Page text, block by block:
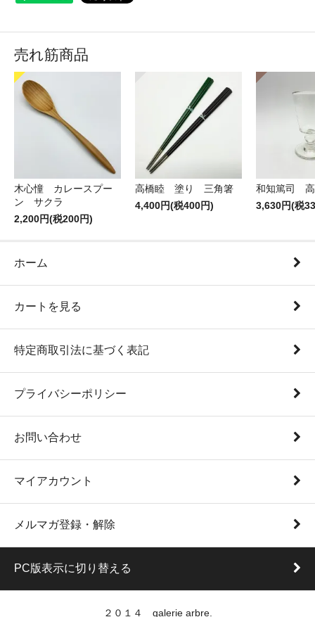
売れ筋商品
木心憧 カレースプー
ン サクラ
2,200円(税200円)
高橋睦 塗り 三角箸
4,400円(税400円)
和知篤司
3,630円(税
ホーム
カートを見る
特定商取引法に基づく表記
プライバシーポリシー
お問い合わせ
マイアカウント
メルマガ登録・解除
PC版表示に切り替える
２０１４ galerie arbre.